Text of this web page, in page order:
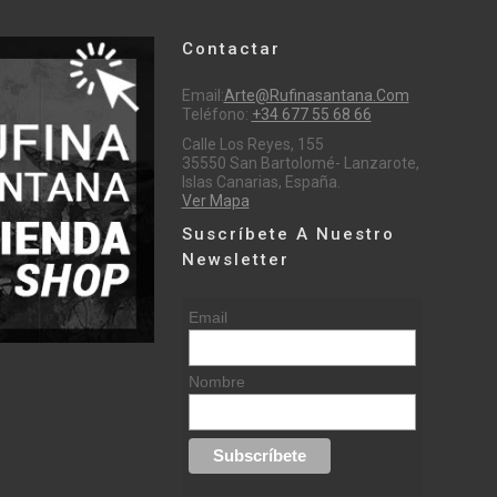
Contactar
Email:Arte@rufinasantana.com
Teléfono: +34 677 55 68 66
Calle Los Reyes, 155
35550 San Bartolomé- Lanzarote,
Islas Canarias, España.
Ver Mapa
Suscríbete A Nuestro
Newsletter
Email
Nombre